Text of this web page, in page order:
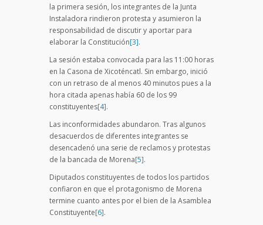
la primera sesión, los integrantes de la Junta
Instaladora rindieron protesta y asumieron la
responsabilidad de discutir y aportar para
elaborar la Constitución[3].
La sesión estaba convocada para las 11:00 horas
en la Casona de Xicoténcatl. Sin embargo, inició
con un retraso de al menos 40 minutos pues a la
hora citada apenas había 60 de los 99
constituyentes[4].
Las inconformidades abundaron. Tras algunos
desacuerdos de diferentes integrantes se
desencadenó una serie de reclamos y protestas
de la bancada de Morena[5].
Diputados constituyentes de todos los partidos
confiaron en que el protagonismo de Morena
termine cuanto antes por el bien de la Asamblea
Constituyente[6].